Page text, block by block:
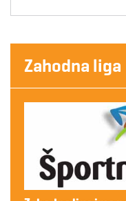
Zahodna liga